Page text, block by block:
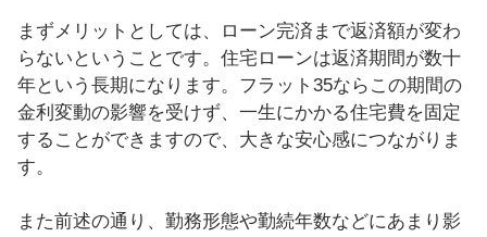
まずメリットとしては、ローン完済まで返済額が変わ
らないということです。住宅ローンは返済期間が数十
年という長期になります。フラット35ならこの期間の
金利変動の影響を受けず、一生にかかる住宅費を固定
することができますので、大きな安心感につながりま
す。
また前述の通り、勤務形態や勤続年数などにあまり影